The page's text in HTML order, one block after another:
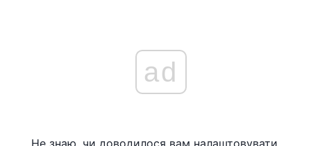
ad
Не знаю, чи доводилося вам налаштовувати